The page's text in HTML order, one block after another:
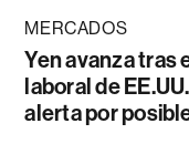
MERCADOS
Yen avanza tras
laboral de
alerta por